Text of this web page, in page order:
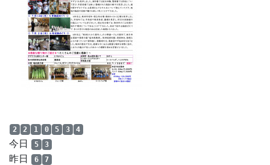
2 2 1 0 5 3 4
今日 5 3
昨日 6 7